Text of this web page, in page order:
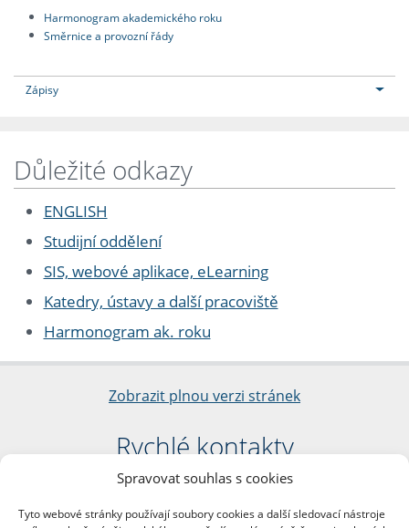
Spravovat souhlas s cookies
Tyto webové stránky používají soubory cookies a další sledovací nástroje
Harmonogram akademického roku
Směrnice a provozní řády
Zápisy
Důležité odkazy
ENGLISH
Studijní oddělení
SIS, webové aplikace, eLearning
Katedry, ústavy a další pracoviště
Harmonogram ak. roku
Zobrazit plnou verzi stránek
Rychlé kontakty
Filozofická fakulta
nám. Jana Palacha 1/2